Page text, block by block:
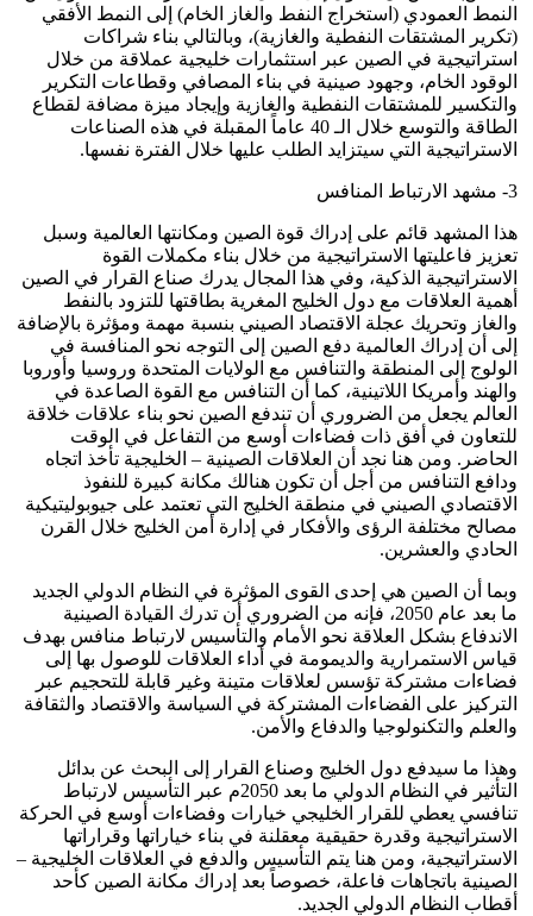
النمط العمودي (استخراج النفط والغاز الخام) إلى النمط الأفقي
(تكرير المشتقات النفطية والغازية)، وبالتالي بناء شراكات
استراتيجية في الصين عبر استثمارات خليجية عملاقة من خلال
الوقود الخام، وجهود صينية في بناء المصافي وقطاعات التكرير
والتكسير للمشتقات النفطية والغازية وإيجاد ميزة مضافة لقطاع
الطاقة والتوسع خلال الـ 40 عاماً المقبلة في هذه الصناعات
الاستراتيجية التي سيتزايد الطلب عليها خلال الفترة نفسها.
3- مشهد الارتباط المنافس
هذا المشهد قائم على إدراك قوة الصين ومكانتها العالمية وسبل
تعزيز فاعليتها الاستراتيجية من خلال بناء مكملات القوة
الاستراتيجية الذكية، وفي هذا المجال يدرك صناع القرار في الصين
أهمية العلاقات مع دول الخليج المغرية بطاقتها للتزود بالنفط
والغاز وتحريك عجلة الاقتصاد الصيني بنسبة مهمة ومؤثرة بالإضافة
إلى أن إدراك العالمية دفع الصين إلى التوجه نحو المنافسة في
الولوج إلى المنطقة والتنافس مع الولايات المتحدة وروسيا وأوروبا
والهند وأمريكا اللاتينية، كما أن التنافس مع القوة الصاعدة في
العالم يجعل من الضروري أن تندفع الصين نحو بناء علاقات خلاقة
للتعاون في أفق ذات فضاءات أوسع من التفاعل في الوقت
الحاضر. ومن هنا نجد أن العلاقات الصينية – الخليجية تأخذ اتجاه
ودافع التنافس من أجل أن تكون هنالك مكانة كبيرة للنفوذ
الاقتصادي الصيني في منطقة الخليج التي تعتمد على جيوبوليتيكية
مصالح مختلفة الرؤى والأفكار في إدارة أمن الخليج خلال القرن
الحادي والعشرين.
وبما أن الصين هي إحدى القوى المؤثرة في النظام الدولي الجديد
ما بعد عام 2050، فإنه من الضروري أن تدرك القيادة الصينية
الاندفاع بشكل العلاقة نحو الأمام والتأسيس لارتباط منافس بهدف
قياس الاستمرارية والديمومة في أداء العلاقات للوصول بها إلى
فضاءات مشتركة تؤسس لعلاقات متينة وغير قابلة للتحجيم عبر
التركيز على الفضاءات المشتركة في السياسة والاقتصاد والثقافة
والعلم والتكنولوجيا والدفاع والأمن.
وهذا ما سيدفع دول الخليج وصناع القرار إلى البحث عن بدائل
التأثير في النظام الدولي ما بعد 2050م عبر التأسيس لارتباط
تنافسي يعطي للقرار الخليجي خيارات وفضاءات أوسع في الحركة
الاستراتيجية وقدرة حقيقية معقلنة في بناء خياراتها وقراراتها
الاستراتيجية، ومن هنا يتم التأسيس والدفع في العلاقات الخليجية –
الصينية باتجاهات فاعلة، خصوصاً بعد إدراك مكانة الصين كأحد
أقطاب النظام الدولي الجديد.